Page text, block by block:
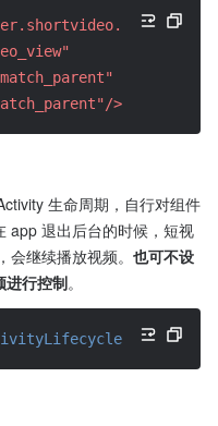
>
生命周期，自行对组件
app 退出后台的时候，短视
继续播放视频。 也可不设
进行控制。